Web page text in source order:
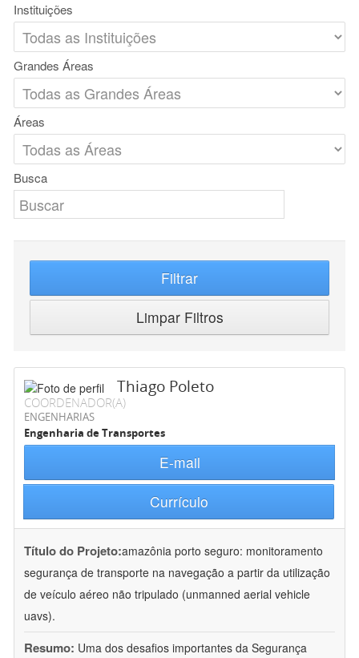
Instituições
Grandes Áreas
Áreas
Busca
Filtrar
Limpar Filtros
Thiago Poleto
COORDENADOR(A)
ENGENHARIAS
Engenharia de Transportes
E-mail
Currículo
Título do Projeto:amazônia porto seguro: monitoramento
segurança de transporte na navegação a partir da utilização
de veículo aéreo não tripulado (unmanned aerial vehicle
uavs).
Resumo: Uma dos desafios importantes da Segurança